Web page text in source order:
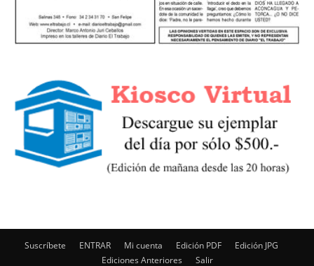
Suscríbete ENTRAR Mi cuenta Edición PDF
Edición JPG
Ediciones Anteriores
Salir